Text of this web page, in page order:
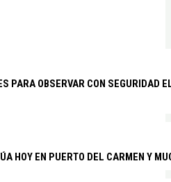
PARA OBSERVAR CON SEGURIDAD
HOY EN PUERTO DEL CARMEN Y